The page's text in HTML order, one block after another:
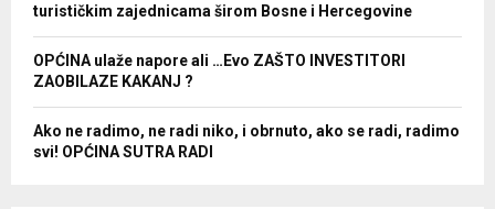
turističkim zajednicama širom Bosne i Hercegovine
OPĆINA ulaže napore ali …Evo ZAŠTO INVESTITORI
ZAOBILAZE KAKANJ ?
Ako ne radimo, ne radi niko, i obrnuto, ako se radi, radimo
svi! OPĆINA SUTRA RADI